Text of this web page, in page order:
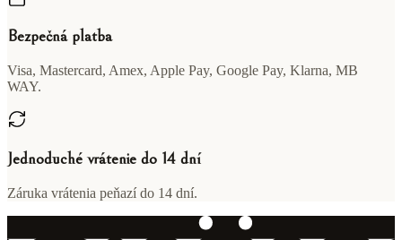
Bezpečná platba
Visa, Mastercard, Amex, Apple Pay, Google Pay, Klarna, MB
WAY.
Jednoduché vrátenie do 14 dní
Záruka vrátenia peňazí do 14 dní.